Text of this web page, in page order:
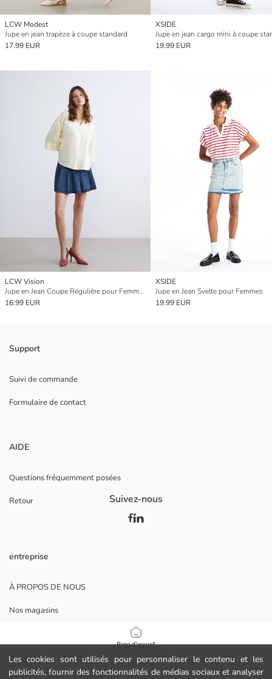
Les cookies sont utilisés pour personnaliser le contenu et les
publicités, fournir des fonctionnalités de médias sociaux et analyser
Page d'accueil
Catégories
LCW Modest
Jupe en jean trapèze à coupe standard
17.99 EUR
XSIDE
Jupe en jean cargo mini à coupe
19.99 EUR
LCW Vision
Jupe en Jean Coupe Régulière pour Femmes
16.99 EUR
XSIDE
Jupe en Jean Svelte pour Femmes
19.99 EUR
Support
Suivi de commande
Formulaire de contact
AIDE
Questions fréquemment posées
Retour
entreprise
À PROPOS DE NOUS
Nos magasins
Soutien aux entreprises
Suivez-nous